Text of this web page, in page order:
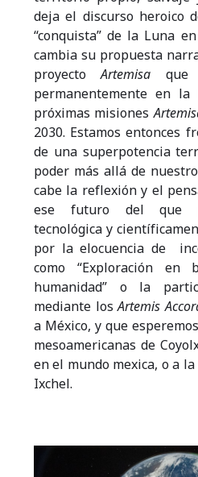
deja el discurso heroico
“conquista” de la Luna
cambia su propuesta
proyectoArtemisa que
permanentemente en
próximas misiones
2030. Estamos entonces
de una superpotencia
poder más allá de
cabe la reflexión y el
ese futuro del que
tecnológica y
por la elocuencia de
como “Exploración
humanidad” o la
mediante losArtemis
a México, y que
mesoamericanas de
en el mundo mexica, o a
Ixchel.